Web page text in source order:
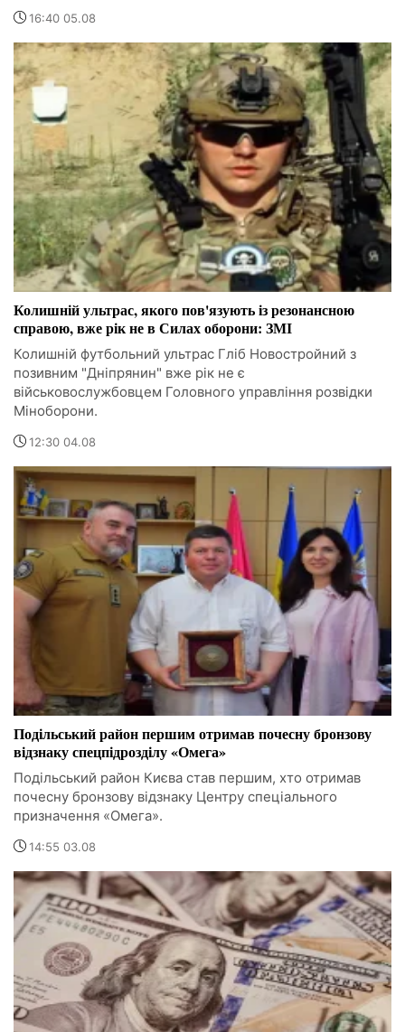
16:40 05.08
Колишній ультрас, якого пов'язують із резонансною
справою, вже рік не в Силах оборони: ЗМІ
Колишній футбольний ультрас Гліб Новостройний з
позивним "Дніпрянин" вже рік не є
військовослужбовцем Головного управління розвідки
Міноборони.
12:30 04.08
Подільський район першим отримав почесну бронзову
відзнаку спецпідрозділу «Омега»
Подільський район Києва став першим, хто отримав
почесну бронзову відзнаку Центру спеціального
призначення «Омега».
14:55 03.08